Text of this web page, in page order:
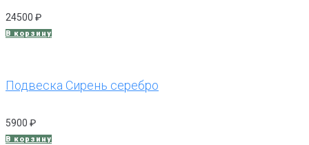
24500 ₽
В корзину
Подвеска Сирень серебро
5900 ₽
В корзину